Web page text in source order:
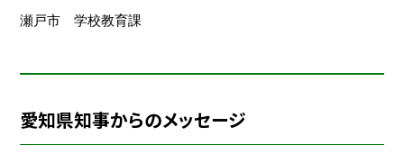
瀬戸市 学校教育課
愛知県知事からのメッセージ